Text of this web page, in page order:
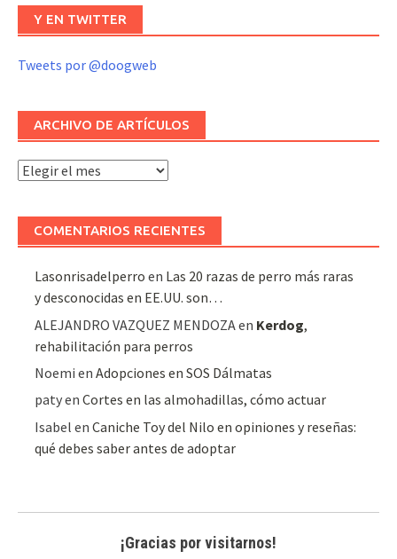
Y EN TWITTER
Tweets por @doogweb
ARCHIVO DE ARTÍCULOS
Archivo
artículos
COMENTARIOS RECIENTES
Lasonrisadelperro en Las 20 razas de perro más raras
y desconocidas en EE.UU. son…
ALEJANDRO VAZQUEZ MENDOZAen Kerdog,
rehabilitación para perros
Noemi enAdopciones en SOS Dálmatas
patyenCortes en las almohadillas, cómo actuar
Isabel enCaniche Toy del Nilo en opiniones y reseñas:
qué debes saber antes de adoptar
¡Gracias por visitarnos!